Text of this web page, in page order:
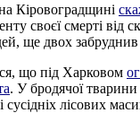
Кіровоградщині
своєї смерті від
ще двох
що під Харковом
. У бродячої
лісових